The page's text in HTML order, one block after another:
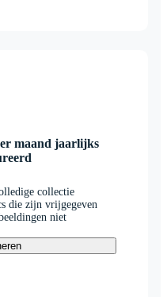
maand jaarlijks
collectie
die zijn vrijgegeven
niet